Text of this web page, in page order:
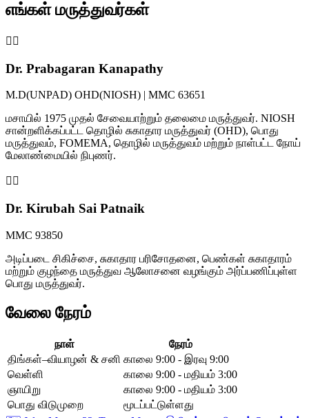
எங்கள் மருத்துவர்கள்
👨‍⚕️
Dr. Prabagaran Kanapathy
M.D(UNPAD) OHD(NIOSH) | MMC 63651
மசாயில் 1975 முதல் சேவையாற்றும் தலைமை மருத்துவர். NIOSH
சான்றளிக்கப்பட்ட தொழில் சுகாதார மருத்துவர் (OHD), பொது
மருத்துவம், FOMEMA, தொழில் மருத்துவம் மற்றும் நாள்பட்ட நோய்
மேலாண்மையில் நிபுணர்.
👩‍⚕️
Dr. Kirubah Sai Patnaik
MMC 93850
அடிப்படை சிகிச்சை, சுகாதார பரிசோதனை, பெண்கள் சுகாதாரம்
மற்றும் குழந்தை மருத்துவ ஆலோசனை வழங்கும் அர்ப்பணிப்புள்ள
பொது மருத்துவர்.
வேலை நேரம்
நாள்
நேரம்
திங்கள்–வியாழன் & சனி காலை 9:00 - இரவு 9:00
வெள்ளி
காலை 9:00 - மதியம் 3:00
ஞாயிறு
காலை 9:00 - மதியம் 3:00
பொது விடுமுறை
மூடப்பட்டுள்ளது